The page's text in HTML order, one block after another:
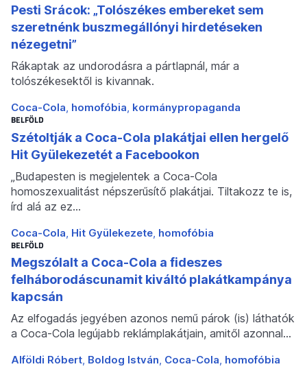
Pesti Srácok: „Tolószékes embereket sem
szeretnénk buszmegállónyi hirdetéseken
nézegetni”
Rákaptak az undorodásra a pártlapnál, már a
tolószékesektől is kivannak.
Coca-Cola homofóbia kormánypropaganda
BELFÖLD
Szétoltják a Coca-Cola plakátjai ellen hergelő
Hit Gyülekezetét a Facebookon
„Budapesten is megjelentek a Coca-Cola
homoszexualitást népszerűsítő plakátjai. Tiltakozz te is,
írd alá az ez…
Coca-Cola Hit Gyülekezete homofóbia
BELFÖLD
Megszólalt a Coca-Cola a fideszes
felháborodáscunamit kiváltó plakátkampánya
kapcsán
Az elfogadás jegyében azonos nemű párok (is) láthatók
a Coca-Cola legújabb reklámplakátjain, amitől azonnal…
Alföldi Róbert Boldog István Coca-Cola homofóbia